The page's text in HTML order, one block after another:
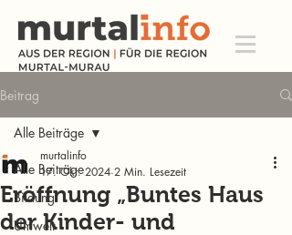
Beitrag
Alle Beiträge
Bildung
Umwelt
Alle Beiträge
Eröffnung „Buntes Haus
der Kinder- und
murtalinfo
17. Okt. 2024 2 Min. Lesezeit